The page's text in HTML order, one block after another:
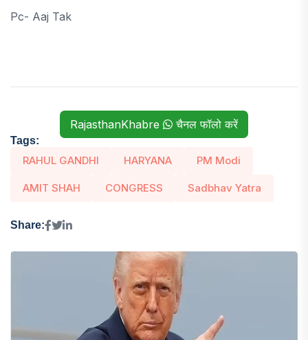
Pc- Aaj Tak
RajasthanKhabre चैनल फॉलो करें
Tags:
RAHUL GANDHI HARYANA PM Modi
AMIT SHAH CONGRESS Sadbhav Yatra
Share: